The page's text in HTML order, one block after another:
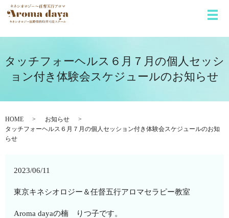
メ
タッチフォーヘルス６月７月の個人セッシ
ョン付き体験会スケジュールのお知らせ
HOME
お知らせ
タッチフォーヘルス６月７月の個人セッション付き体験会スケジュールのお知
らせ
2023/06/11
東京キネシオロジー＆任督五行アロマセラピー教室
Aroma dayaの楠 りつ子です。